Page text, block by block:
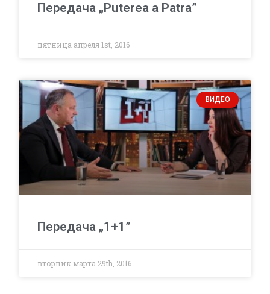
Передача „Puterea a Patra”
пятница апреля 1st, 2016
ВИДЕО
Передача „1+1”
вторник марта 29th, 2016